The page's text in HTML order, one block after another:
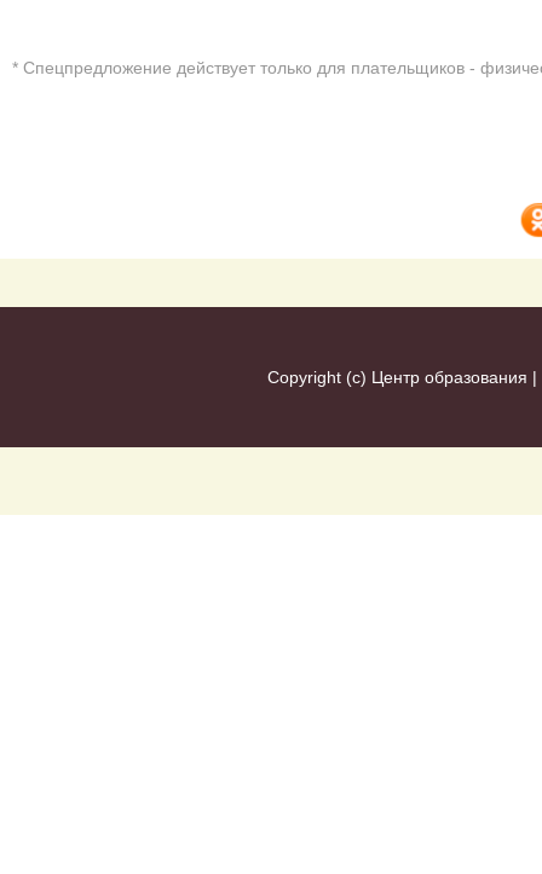
* Cпецпредложение действует только для плательщиков -
Copyright (c) Центр образования |